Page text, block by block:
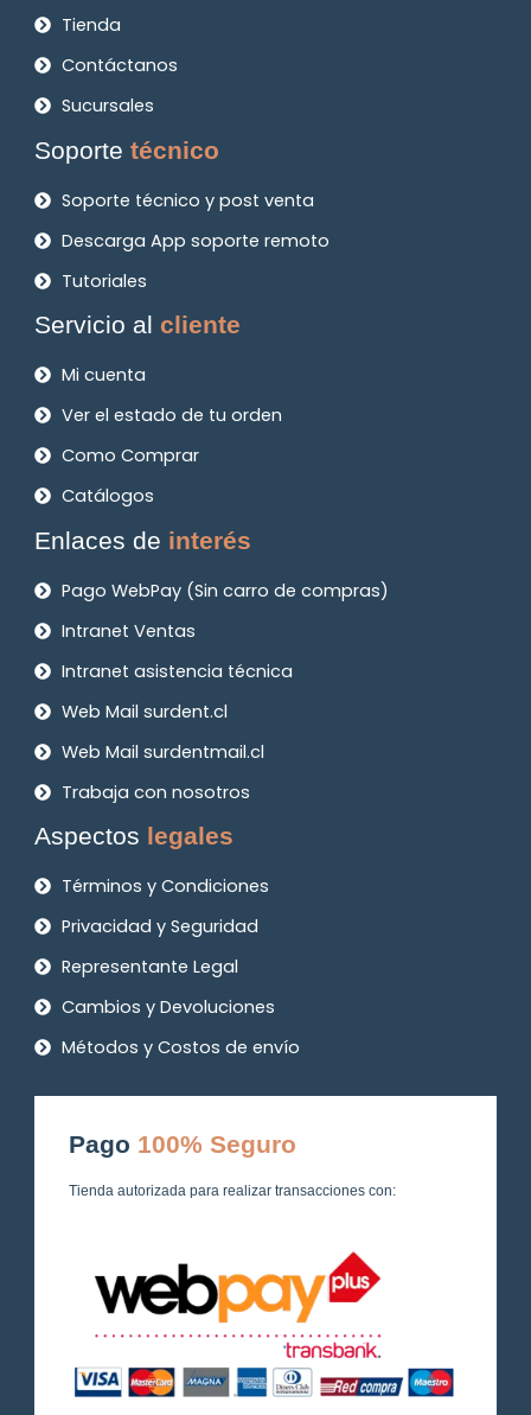
Tienda
Contáctanos
Sucursales
Soportetécnico
Soporte técnico y post venta
Descarga App soporte remoto
Tutoriales
Servicio alcliente
Mi cuenta
Ver el estado de tu orden
Como Comprar
Catálogos
Enlaces de interés
Pago WebPay (Sin carro de compras)
Intranet Ventas
Intranet asistencia técnica
Web Mail surdent.cl
Web Mail surdentmail.cl
Trabaja con nosotros
Aspectos legales
Términos y Condiciones
Privacidad y Seguridad
Representante Legal
Cambios y Devoluciones
Métodos y Costos de envío
Pago 100% Seguro
Tienda autorizada para realizar transacciones con: